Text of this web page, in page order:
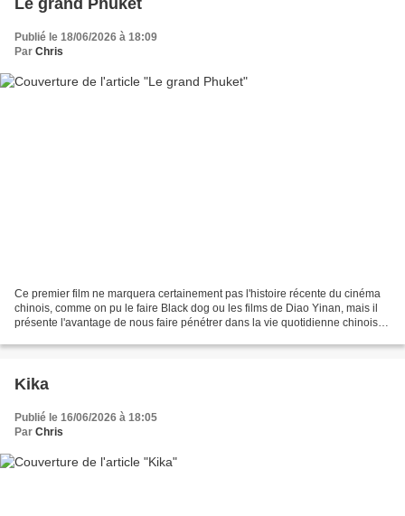
Le grand Phuket
Publié le 18/06/2026 à 18:09
Par Chris
Ce premier film ne marquera certainement pas l'histoire récente du cinéma
chinois, comme on pu le faire Black dog ou les films de Diao Yinan, mais il
présente l'avantage de nous faire pénétrer dans la vie quotidienne chinoise
Kika
Publié le 16/06/2026 à 18:05
Par Chris